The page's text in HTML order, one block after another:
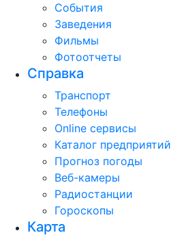
События
Заведения
Фильмы
Фотоотчеты
Справка
Транспорт
Телефоны
Online сервисы
Каталог предприятий
Прогноз погоды
Веб-камеры
Радиостанции
Гороскопы
Карта